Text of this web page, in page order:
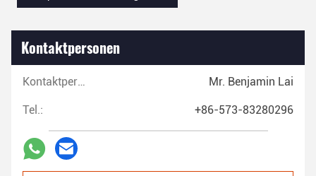
Kontaktpersonen
Kontaktpersonen: Mr. Benjamin Lai
Tel.: +86-573-83280296